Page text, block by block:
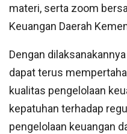
materi, serta zoom
Keuangan Daerah
Dengan
dapat terus
kualitas pengelolaan
kepatuhan terhadap
pengelolaan keuangan